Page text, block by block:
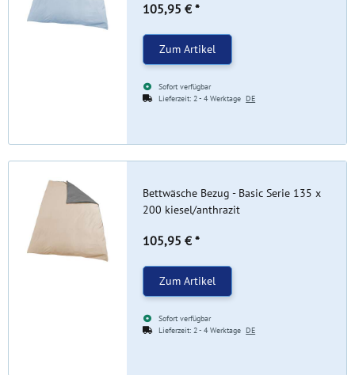
105,95 € *
Zum Artikel
Sofort verfügbar
Lieferzeit:2 - 4 WerktageDE
Bettwäsche Bezug - Basic Serie 135 x
200 kiesel/anthrazit
105,95 € *
Zum Artikel
Sofort verfügbar
Lieferzeit:2 - 4 WerktageDE